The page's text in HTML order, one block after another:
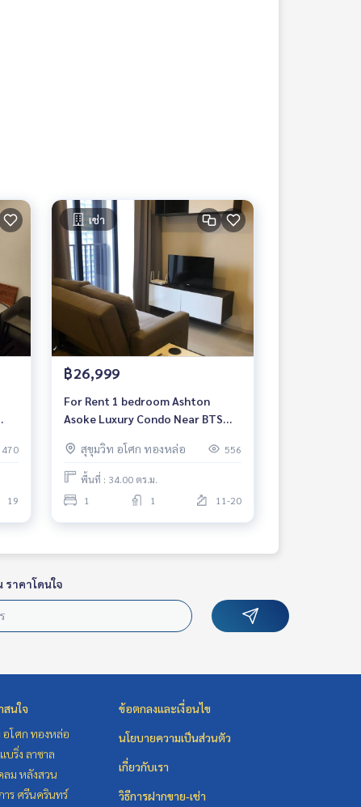
470
19
เช่า
฿26,999
For Rent 1 bedroom Ashton
Asoke Luxury Condo Near BTS
move in
สุขุมวิท อโศก ทองหล่อ 556
พื้นที่ : 34.00 ตร.ม.
1
1 11-20
าคาโดนใจ
สนใจ
โศก ทองหล่อ
บริ่ง ลาซาล
ลม หลังสวน
ร ศรีนครินทร์
ข้อตกลงและเงื่อนไข
นโยบายความเป็นส่วนตัว
เกี่ยวกับเรา
วิธีการฝากขาย-เช่า